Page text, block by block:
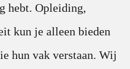
hebt. Opleiding,
kun je alleen bieden
hun vak verstaan. Wij